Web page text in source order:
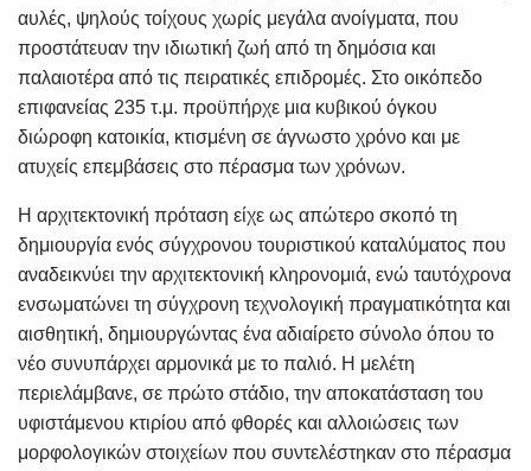
αυλές, ψηλούς τοίχους χωρίς μεγάλα ανοίγματα, που
προστάτευαν την ιδιωτική ζωή από τη δημόσια και
παλαιοτέρα από τις πειρατικές επιδρομές. Στο οικόπεδο
επιφανείας 235 τ.μ. προϋπήρχε μια κυβικού όγκου
διώροφη κατοικία, κτισμένη σε άγνωστο χρόνο και με
ατυχείς επεμβάσεις στο πέρασμα των χρόνων.
Η αρχιτεκτονική πρόταση είχε ως απώτερο σκοπό τη
δημιουργία ενός σύγχρονου τουριστικού καταλύματος που
αναδεικνύει την αρχιτεκτονική κληρονομιά, ενώ ταυτόχρονα
ενσωματώνει τη σύγχρονη τεχνολογική πραγματικότητα και
αισθητική, δημιουργώντας ένα αδιαίρετο σύνολο όπου το
νέο συνυπάρχει αρμονικά με το παλιό. Η μελέτη
περιελάμβανε, σε πρώτο στάδιο, την αποκατάσταση του
υφιστάμενου κτιρίου από φθορές και αλλοιώσεις των
μορφολογικών στοιχείων που συντελέστηκαν στο πέρασμα